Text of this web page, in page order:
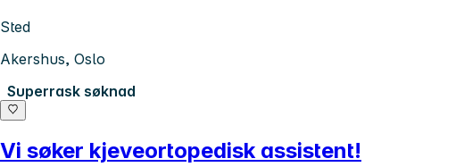
Sted
Akershus, Oslo
Superrask søknad
Vi søker kjeveortopedisk assistent!